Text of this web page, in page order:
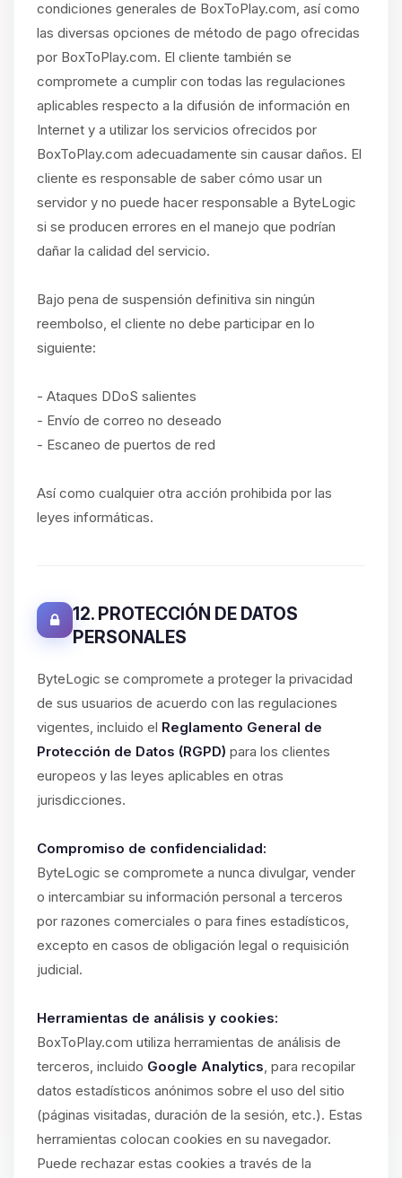
condiciones generales de BoxToPlay.com, así como
las diversas opciones de método de pago ofrecidas
por BoxToPlay.com. El cliente también se
compromete a cumplir con todas las regulaciones
aplicables respecto a la difusión de información en
Internet y a utilizar los servicios ofrecidos por
BoxToPlay.com adecuadamente sin causar daños. El
cliente es responsable de saber cómo usar un
servidor y no puede hacer responsable a ByteLogic
si se producen errores en el manejo que podrían
dañar la calidad del servicio.
Bajo pena de suspensión definitiva sin ningún
reembolso, el cliente no debe participar en lo
siguiente:
- Ataques DDoS salientes
- Envío de correo no deseado
- Escaneo de puertos de red
Así como cualquier otra acción prohibida por las
leyes informáticas.
12. PROTECCIÓN DE DATOS
PERSONALES
ByteLogic se compromete a proteger la privacidad
de sus usuarios de acuerdo con las regulaciones
vigentes, incluido el Reglamento General de
Protección de Datos (RGPD) para los clientes
europeos y las leyes aplicables en otras
jurisdicciones.
Compromiso de confidencialidad:
ByteLogic se compromete a nunca divulgar, vender
o intercambiar su información personal a terceros
por razones comerciales o para fines estadísticos,
excepto en casos de obligación legal o requisición
judicial.
Herramientas de análisis y cookies:
BoxToPlay.com utiliza herramientas de análisis de
terceros, incluido Google Analytics, para recopilar
datos estadísticos anónimos sobre el uso del sitio
(páginas visitadas, duración de la sesión, etc.). Estas
herramientas colocan cookies en su navegador.
Puede rechazar estas cookies a través de la